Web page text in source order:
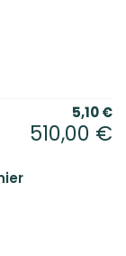
5,10€
510,00 €